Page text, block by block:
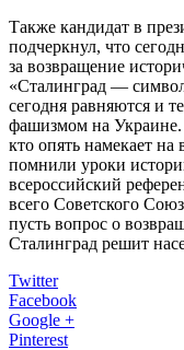
Также кандидат в
подчеркнул, что
за возвращение
«Сталинград —
сегодня равняются и
фашизмом на
кто опять намекает
помнили уроки
всероссийский
всего Советского
пусть вопрос о
Сталинград решит
Twitter
Facebook
Google +
Pinterest